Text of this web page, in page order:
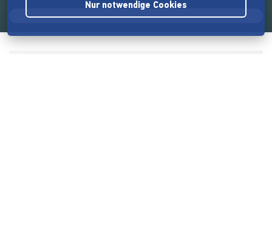
Nur notwendige Cookies